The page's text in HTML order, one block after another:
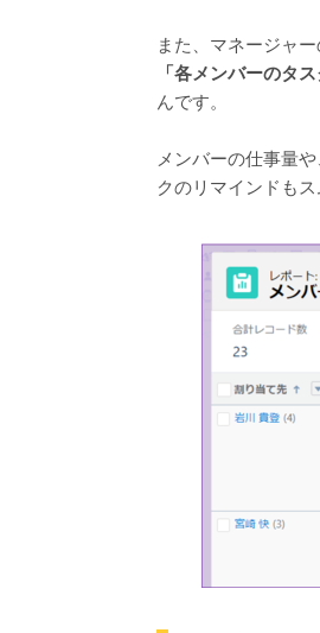
また、マネージャ
「各メンバーのタ
んです。
メンバーの仕事量
クのリマインドもス